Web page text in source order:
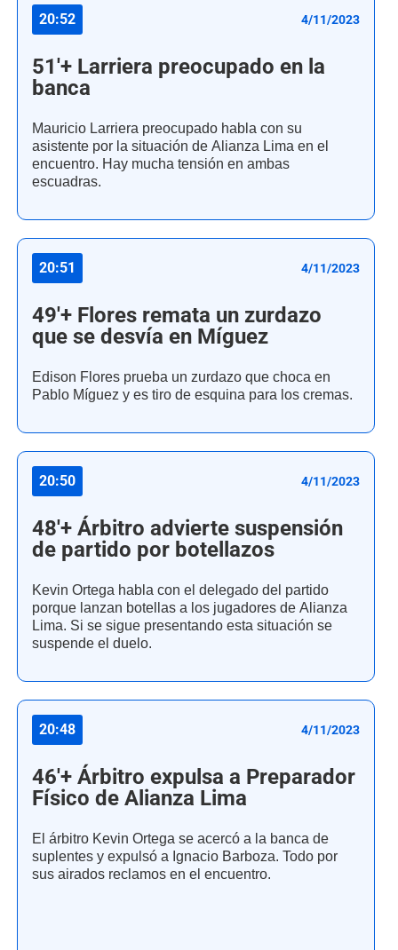
20:52 4/11/2023
51'+ Larriera preocupado en la
banca
Mauricio Larriera preocupado habla con su
asistente por la situación de Alianza Lima en el
encuentro. Hay mucha tensión en ambas
escuadras.
20:51 4/11/2023
49'+ Flores remata un zurdazo
que se desvía en Míguez
Edison Flores prueba un zurdazo que choca en
Pablo Míguez y es tiro de esquina para los cremas.
20:50 4/11/2023
48'+ Árbitro advierte suspensión
de partido por botellazos
Kevin Ortega habla con el delegado del partido
porque lanzan botellas a los jugadores de Alianza
Lima. Si se sigue presentando esta situación se
suspende el duelo.
20:48 4/11/2023
46'+ Árbitro expulsa a Preparador
Físico de Alianza Lima
El árbitro Kevin Ortega se acercó a la banca de
suplentes y expulsó a Ignacio Barboza. Todo por
sus airados reclamos en el encuentro.